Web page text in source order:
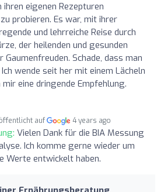
eigenen Rezepturen
probieren. Es war, mit ihrer
und lehrreiche Reise durch
der heilenden und gesunden
Schade, dass man
wende seit her mit einem Lächeln
mir eine dringende Empfehlung.
auf 4 years ago
Vielen Dank für die BIA Messung
Ich komme gerne wieder um
Werte entwickelt haben.